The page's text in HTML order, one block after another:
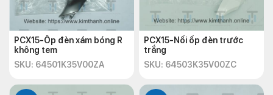
PCX15-Ốp đèn xám bóng R
không tem
SKU: 64501K35V00ZA
PCX15-Nối ốp đèn trước
trắng
SKU: 64503K35V00ZC